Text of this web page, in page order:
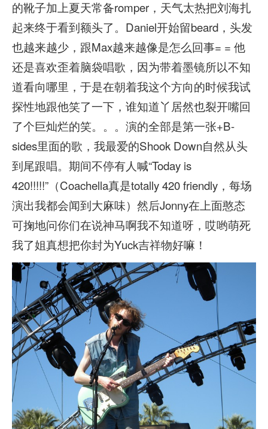
的靴子加上夏天常备romper，天气太热把刘海扎
起来终于看到额头了。Daniel开始留beard，头发
也越来越少，跟Max越来越像是怎么回事= = 他
还是喜欢歪着脑袋唱歌，因为带着墨镜所以不知
道看向哪里，于是在朝着我这个方向的时候我试
探性地跟他笑了一下，谁知道丫居然也裂开嘴回
了个巨灿烂的笑。。。演的全部是第一张+B-
sides里面的歌，我最爱的Shook Down自然从头
到尾跟唱。期间不停有人喊“Today is
420!!!!!”（Coachella真是totally 420 friendly，每场
演出我都会闻到大麻味）然后Jonny在上面憨态
可掬地问你们在说神马啊我不知道呀，哎哟萌死
我了姐真想把你封为Yuck吉祥物好嘛！